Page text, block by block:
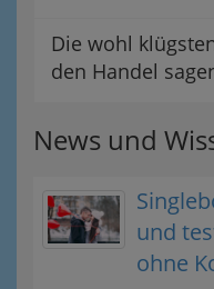
Die wohl
den Handel
News und
und
ohne